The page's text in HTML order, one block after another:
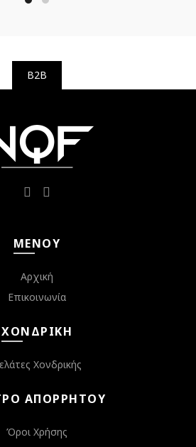
B2B
ΜΕΝΟΎ
Αρχική
Επικοινωνία
ΧΟΝΔΡΙΚΉ
Χονδρικής
ΑΠΟΡΡΉΤΟΥ
Όροι Χρήσης